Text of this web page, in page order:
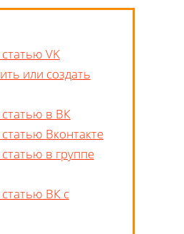
VK
или создать
статью в ВК
Вконтакте
в группе
статью ВК с